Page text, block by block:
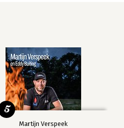
Martijn Verspeek
5